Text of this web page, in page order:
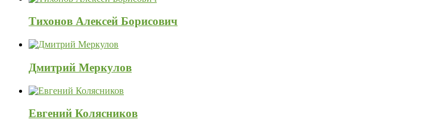
Посты
Тихонов Алексей Борисович
Дмитрий Меркулов
Евгений Колясников